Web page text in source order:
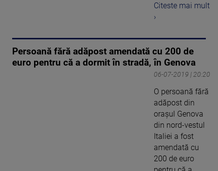
Citeste mai mult
›
Persoană fără adăpost amendată cu 200 de
euro pentru că a dormit în stradă, în Genova
06-07-2019 | 20:20
O persoană fără
adăpost din
oraşul Genova
din nord-vestul
Italiei a fost
amendată cu
200 de euro